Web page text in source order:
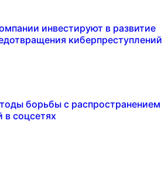
инвестируют в развитие
киберпреступлений
борьбы с распространением
в соцсетях